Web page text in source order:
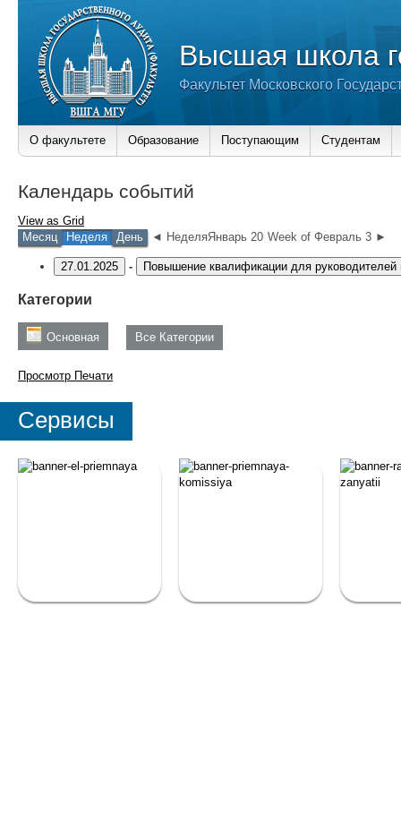
Высшая школа
Факультет Московского
О факультете Образование Поступающим Студентам
Календарь событий
View as Grid
Месяц
Неделя День ◄ НеделяЯнварь 20 Week of Февраль 3 ►
27.01.2025 - Повышение квалификации для
Категории
Основная Все Категории
Просмотр Печати
Сервисы